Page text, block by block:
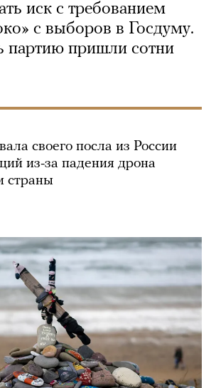
иск с требованием
с выборов в Госдуму.
партию пришли сотни
своего посла из России
из-за падения дрона
страны